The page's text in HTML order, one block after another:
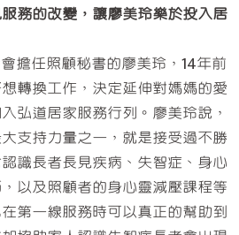
務的改變，讓廖美玲樂於投入居
擔任照顧秘書的廖美玲，14年前
轉換工作，決定延伸對媽媽的愛
弘道居家服務行列。廖美玲說，
支持力量之一，就是接受過不勝
識長者長見疾病、失智症、身心
以及照顧者的身心靈減壓課程等
第一線服務時可以真正的幫助到